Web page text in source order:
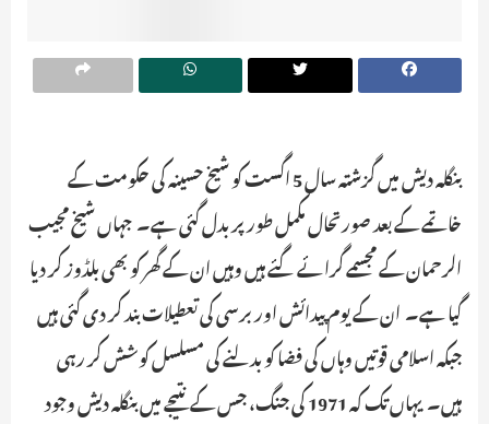
بنگلہ دیش میں گزشتہ سال 5 اگست کو شیخ حسینہ کی حکومت کے
خاتمے کے بعد صورتحال مکمل طور پر بدل گئی ہے۔ جہاں شیخ مجیب
الرحمان کے مجسمے گرائے گئے ہیں وہیں ان کے گھر کو بھی بلڈوز کر دیا
گیا ہے۔ ان کے یوم پیدائش اور برسی کی تعطیلات بند کر دی گئی ہیں
جبکہ اسلامی قوتیں وہاں کی فضا کو بدلنے کی مسلسل کوشش کر رہی
ہیں۔ یہاں تک کہ 1971 کی جنگ، جس کے نتیجے میں بنگلہ دیش وجود